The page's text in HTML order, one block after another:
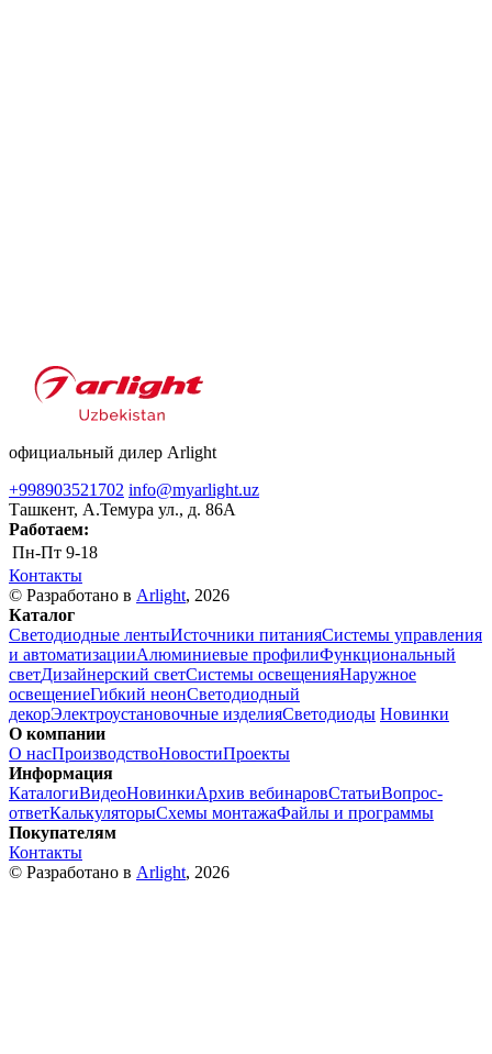
официальный дилер Arlight
+998903521702 info@myarlight.uz
Ташкент, А.Темура ул., д. 86А
Работаем:
Пн-Пт 9-18
Контакты
© Разработано в Arlight, 2026
Каталог
Светодиодные лентыИсточники питанияСистемы управления
и автоматизацииАлюминиевые профилиФункциональный
светДизайнерский светСистемы освещенияНаружное
освещениеГибкий неонСветодиодный
декорЭлектроустановочные изделияСветодиоды Новинки
О компании
О насПроизводствоНовостиПроекты
Информация
КаталогиВидеоНовинкиАрхив вебинаровСтатьиВопрос-
ответКалькуляторыСхемы монтажаФайлы и программы
Покупателям
Контакты
© Разработано в Arlight, 2026